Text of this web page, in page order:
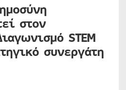
στον
STEM
συνεργάτη